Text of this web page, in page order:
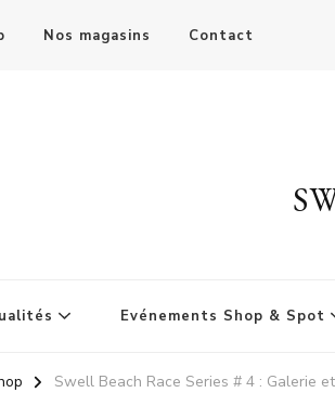
Nos magasins Contact
Evénements Shop & Spot
Swell Beach Race Series # 4 : Galerie